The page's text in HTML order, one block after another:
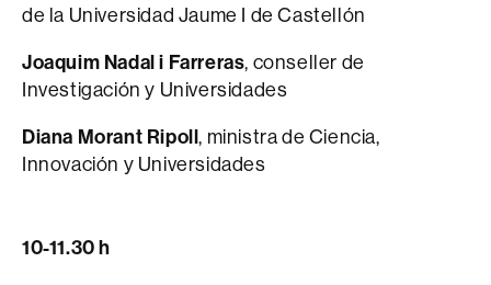
de la Universidad Jaume I de Castellón
Joaquim Nadal i Farreras, conseller de
Investigación y Universidades
Diana Morant Ripoll, ministra de Ciencia,
Innovación y Universidades
10-11.30 h